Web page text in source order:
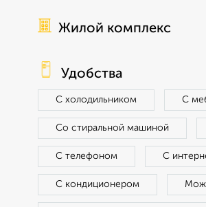
Жилой комплекс
Удобства
С холодильником С
Со стиральной машиной
С телефоном С
С кондиционером